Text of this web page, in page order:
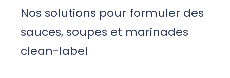
Nos solutions pour formuler des
sauces, soupes et marinades
clean-label